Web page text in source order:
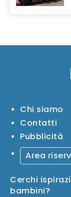
Chi siamo
Contatti
Pubblicità
Area
Cerchi
bambini?